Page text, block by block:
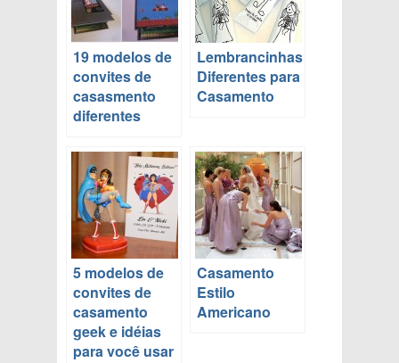
19 modelos de
convites de
casasmento
diferentes
Lembrancinhas
Diferentes para
Casamento
5 modelos de
convites de
casamento
geek e idéias
para você usar
Casamento
Estilo
Americano